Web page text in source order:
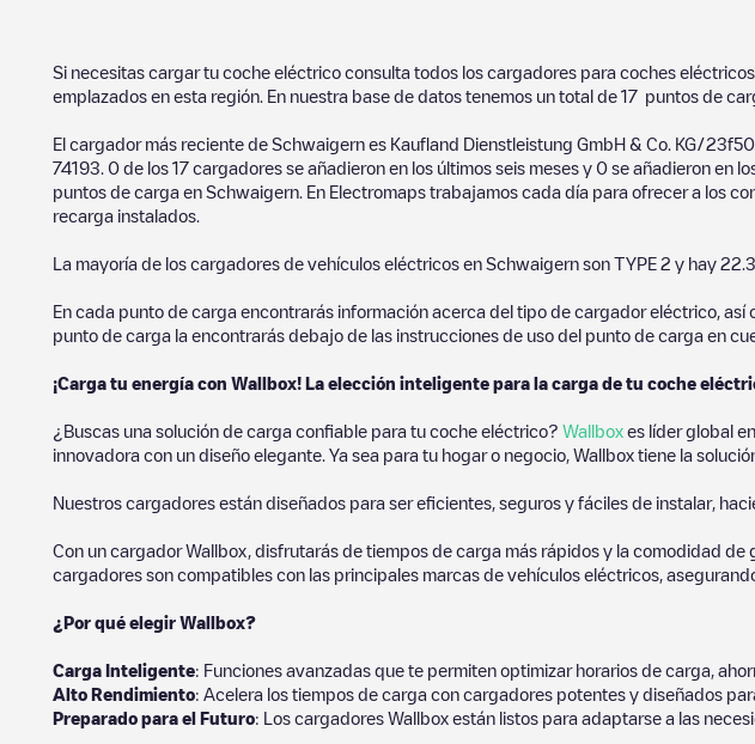
Si necesitas cargar tu coche eléctrico consulta todos los cargadores para coches
emplazados en esta región. En nuestra base de datos tenemos un total de 17 puntos de
El cargador más reciente de Schwaigern es Kaufland Dienstleistung GmbH & Co. KG/
74193 0 de los 17 cargadores se añadieron en los últimos seis meses y 0 se añadieron en
puntos de carga en Schwaigern . En Electromaps trabajamos cada día para ofrecer a los
recarga instalados.
La mayoría de los cargadores de vehículos eléctricos en Schwaigern son TYPE 2 y hay
En cada punto de carga encontrarás información acerca del tipo de cargador eléctrico,
punto de carga la encontrarás debajo de las instrucciones de uso del punto de carga en
¡Carga tu energía con Wallbox! La elección inteligente para la carga de tu coche
¿Buscas una solución de carga confiable para tu coche eléctrico? Wallbox es líder global
innovadora con un diseño elegante. Ya sea para tu hogar o negocio, Wallbox tiene la
Nuestros cargadores están diseñados para ser eficientes, seguros y fáciles de instalar,
Con un cargador Wallbox, disfrutarás de tiempos de carga más rápidos y la comodidad
cargadores son compatibles con las principales marcas de vehículos eléctricos,
¿Por qué elegir Wallbox?
Carga Inteligente: Funciones avanzadas que te permiten optimizar horarios de carga,
Alto Rendimiento: Acelera los tiempos de carga con cargadores potentes y diseñados
Preparado para el Futuro: Los cargadores Wallbox están listos para adaptarse a las